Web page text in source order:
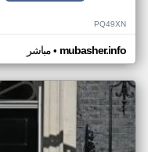
PQ49XN
مباشر• mubasher.info